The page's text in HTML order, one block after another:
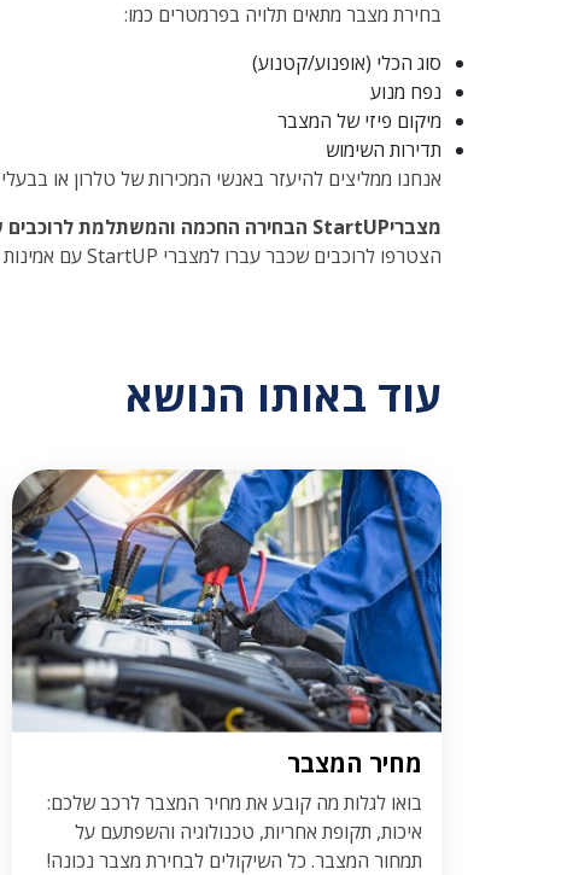
בחירת מצבר מתאים תלויה בפרמטרים כמו:
סוג הכלי (אופנוע/קטנוע)
נפח מנוע
מיקום פיזי של המצבר
תדירות השימוש
אנחנו ממליצים להיעזר באנשי המכירות של טלרון או
מצבריStartUP הבחירה החכמה והמשתלמת לרוכבים שמבינים!
הצטרפו לרוכבים שכבר עברו למצברי StartUP עם אמינות מוכחת, אחריות מלאה ומחיר מנצח.
עוד באותו הנושא
מחיר המצבר
בואו לגלות מה קובע את מחיר המצבר לרכב שלכם:
איכות, תקופת אחריות, טכנולוגיה והשפתעם על
תמחור המצבר. כל השיקולים לבחירת מצבר נכונה!